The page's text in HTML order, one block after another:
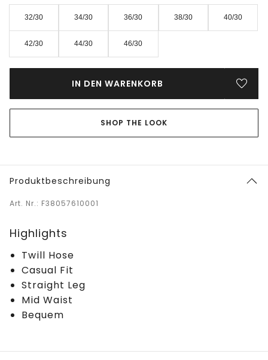
32/30 34/30 36/30 38/30 40/30
42/30 44/30 46/30
IN DEN WARENKORB
SHOP THE LOOK
Produktbeschreibung
Art. Nr.: F38057610001
Highlights
Twill Hose
Casual Fit
Straight Leg
Mid Waist
Bequem